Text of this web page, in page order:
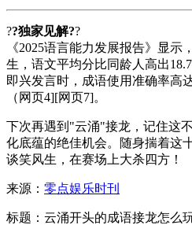
??独家见解??
《2025语言能力发展报告》显
生，语文平均分比同龄人高出
即兴发言时，成语使用准确率高
（网页4][网页7]。
下次再遇到"云涌"接龙，记住这
化底蕴的绝佳机会。随身揣着这
谈笑风生，在赛场上大杀四方！
来源： 零点娱乐时刊
标题：云涌开头的成语接龙怎么